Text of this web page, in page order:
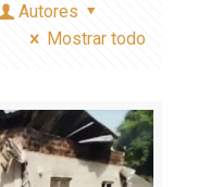
Autores
Mostrar todo